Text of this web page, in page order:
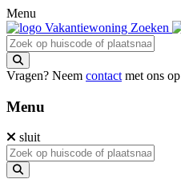
Menu
Vragen? Neem contact met ons op
Menu
sluit